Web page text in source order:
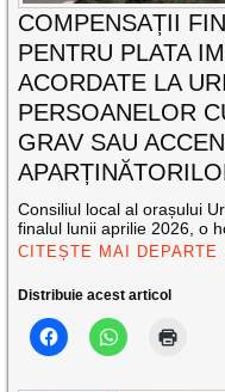
COMPENSAȚII
PENTRU PLATA
ACORDATE LA
PERSOANELOR
GRAV SAU
Consiliul local al orașului
finalul lunii aprilie 2026, o
CITEȘTE MAI DEPARTE
Distribuie acest articol